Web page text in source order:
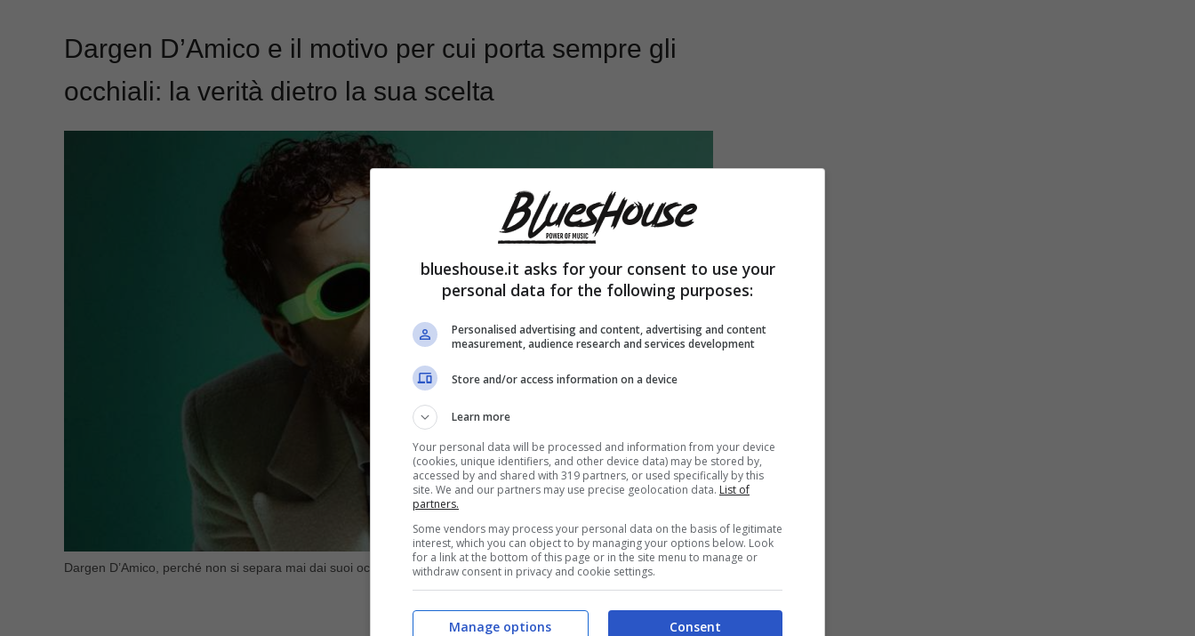
Dargen D’Amico e il motivo per cui porta sempre gli
occhiali: la verità dietro la sua scelta
Dargen D’Amico, perché non si separa mai dai suoi occhiali – instagram Dargen D’Amico – blueshouse.it
blueshouse.it asks for your consent to use your
personal data for the following purposes:
Personalised advertising and content, advertising and content
measurement, audience research and services development
Store and/or access information on a device
Learn more
Your personal data will be processed and information from your device
(cookies, unique identifiers, and other device data) may be stored by,
accessed by and shared with 319 partners, or used specifically by this
site. We and our partners may use precise geolocation data. List of
partners.
Some vendors may process your personal data on the basis of legitimate
interest, which you can object to by managing your options below. Look
for a link at the bottom of this page or in the site menu to manage or
withdraw consent in privacy and cookie settings.
Consent
Manage options